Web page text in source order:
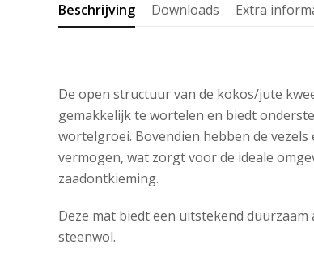
Beschrijving Downloads Extra
De open structuur van de kokos/jute
gemakkelijk te wortelen en biedt
wortelgroei. Bovendien hebben de
vermogen, wat zorgt voor de ideale
zaadontkieming.
Deze mat biedt een uitstekend
steenwol.